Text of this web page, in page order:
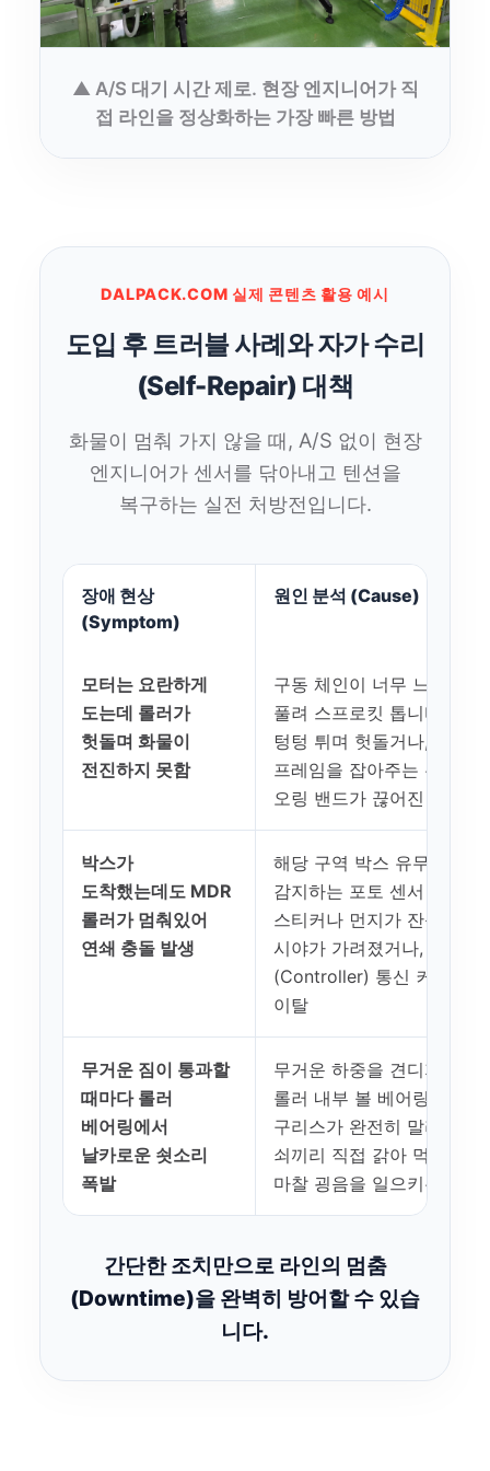
▲ A/S 대기 시간 제로. 현장 엔지니어가 직
접 라인을 정상화하는 가장 빠른 방법
DALPACK.COM 실제 콘텐츠 활용 예시
도입 후 트러블 사례와 자가 수리
(Self-Repair) 대책
화물이 멈춰 가지 않을 때, A/S 없이 현장
엔지니어가 센서를 닦아내고 텐션을
복구하는 실전 처방전입니다.
장애 현상
(Symptom)
원인 분석 (Cause)
모터는 요란하게
도는데 롤러가
헛돌며 화물이
전진하지 못함
구동 체인이 너무 느슨하게
풀려 스프로킷 톱니바퀴에
텅텅 튀며 헛돌거나, 롤러와
프레임을 잡아주는 우레탄
오링 밴드가 끊어진 상태
박스가
도착했는데도 MDR
롤러가 멈춰있어
연쇄 충돌 발생
해당 구역 박스 유무를
감지하는 포토 센서 렌즈에
스티커나 먼지가 잔뜩 묻어
시야가 가려졌거나, 롤러
(Controller) 통신 커넥터
이탈
무거운 짐이 통과할
때마다 롤러
베어링에서
날카로운 쇳소리
폭발
무거운 하중을 견디지 못하
롤러 내부 볼 베어링의
구리스가 완전히 말라붙어
쇠끼리 직접 갉아 먹히며
마찰 굉음을 일으키는 중
간단한 조치만으로 라인의 멈춤
(Downtime)을 완벽히 방어할 수 있습
니다.